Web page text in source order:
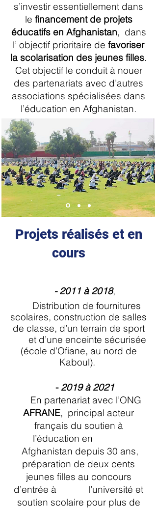
s’investir essentiellement dans
le financement de projets
éducatifs en Afghanistan, dans
l’ objectif prioritaire de favoriser
la scolarisation des jeunes filles.
Cet objectif le conduit à nouer
des partenariats avec d’autres
associations spécialisées dans
l’éducation en Afghanistan.
Projets réalisés et en
cours
- 2011 à 2018,
Distribution de fournitures
scolaires, construction de salles
de classe, d’un terrain de sport
et d’une enceinte sécurisée
(école d’Ofiane, au nord de
Kaboul).
- 2019 à 2021
En partenariat avec l’ONG
AFRANE, principal acteur
français du soutien à
l’éducation en
Afghanistan depuis 30 ans,
préparation de deux cents
jeunes filles au concours
d’entrée à l’université et
soutien scolaire pour plus de